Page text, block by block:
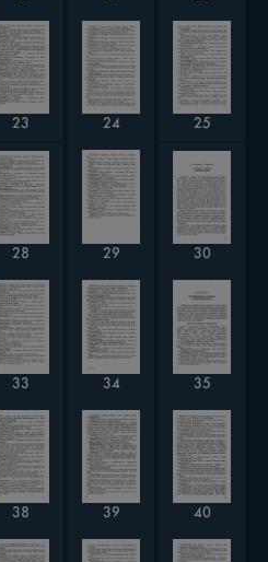
23 24 25
28 29 30
33 34 35
38 39 40